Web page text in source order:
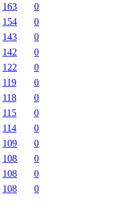
163
0
154
0
143
0
142
0
122
0
119
0
118
0
115
0
114
0
109
0
108
0
108
0
108 0